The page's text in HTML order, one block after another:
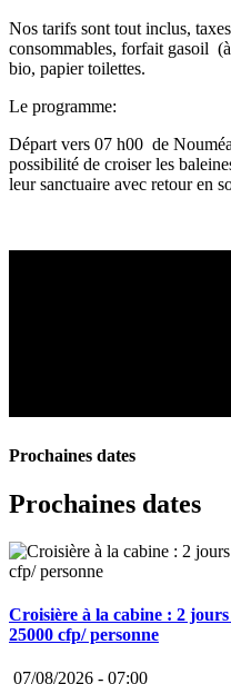
Nos tarifs sont tout inclus,
consommables, forfait gasoil
bio, papier toilettes.
Le programme:
Départ vers 07 h00 de
possibilité de croiser les
leur sanctuaire avec retour en
Prochaines dates
Prochaines dates
Croisière à la cabine : 2
25000 cfp/ personne
07/08/2026 - 07:00